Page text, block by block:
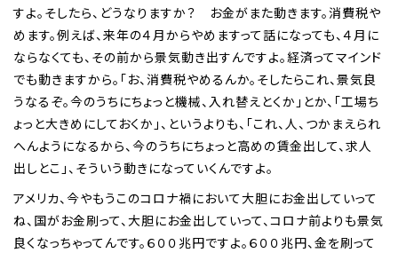
すよ。そしたら、どうなりますか？ お金がまた動きます。消費税や
めます。例えば、来年の４月からやめますって話になっても、４月に
ならなくても、その前から景気動き出すんですよ。経済ってマインド
でも動きますから。「お、消費税やめるんか。そしたらこれ、景気良
うなるぞ。今のうちにちょっと機械、入れ替えとくか」とか、「工場ち
ょっと大きめにしておくか」、というよりも、「これ、人、つかまえられ
へんようになるから、今のうちにちょっと高めの賃金出して、求人
出しとこ」、そういう動きになっていくんですよ。
アメリカ、今やもうこのコロナ禍において大胆にお金出していって
ね、国がお金刷って、大胆にお金出していって、コロナ前よりも景気
良くなっちゃってんです。６００兆円ですよ。６００兆円、金を刷って